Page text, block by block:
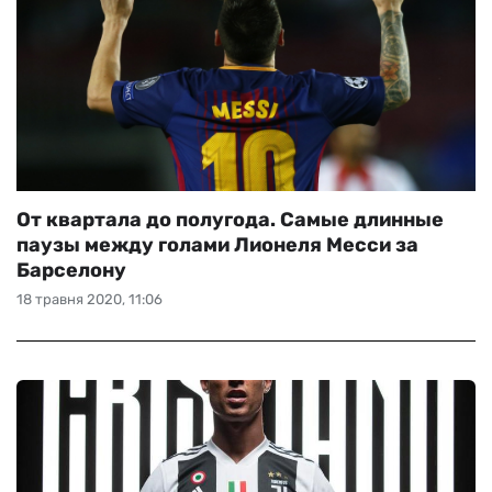
18 травня 2020, 11:06
От квартала до полугода. Самые длинные
паузы между голами Лионеля Месси за
Барселону